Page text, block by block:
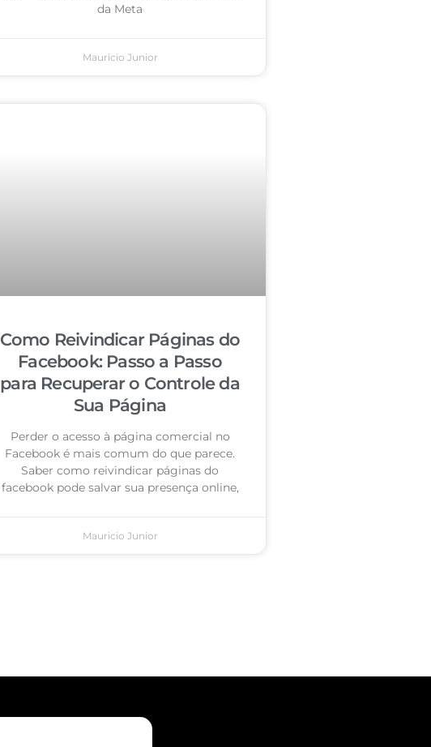
da Meta
Mauricio Junior
Como Reivindicar Páginas do
Facebook: Passo a Passo
para Recuperar o Controle da
Sua Página
Perder o acesso à página comercial no
Facebook é mais comum do que parece.
Saber como reivindicar páginas do
facebook pode salvar sua presença online,
Mauricio Junior